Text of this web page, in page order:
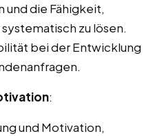
und die Fähigkeit,
zu lösen.
bei der Entwicklung
:
und Motivation,